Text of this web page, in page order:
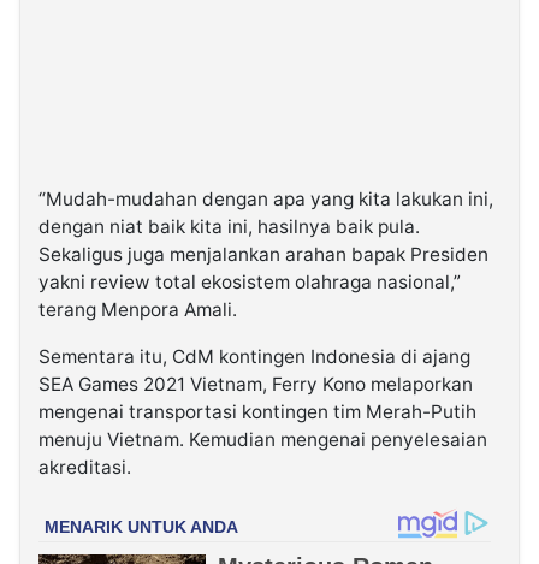
“Mudah-mudahan dengan apa yang kita lakukan ini,
dengan niat baik kita ini, hasilnya baik pula.
Sekaligus juga menjalankan arahan bapak Presiden
yakni review total ekosistem olahraga nasional,”
terang Menpora Amali.
Sementara itu, CdM kontingen Indonesia di ajang
SEA Games 2021 Vietnam, Ferry Kono melaporkan
mengenai transportasi kontingen tim Merah-Putih
menuju Vietnam. Kemudian mengenai penyelesaian
akreditasi.